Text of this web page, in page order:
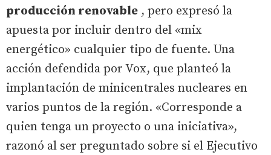
producción renovable , pero expresó la
apuesta por incluir dentro del «mix
energético» cualquier tipo de fuente. Una
acción defendida por Vox, que planteó la
implantación de minicentrales nucleares en
varios puntos de la región. «Corresponde a
quien tenga un proyecto o una iniciativa»,
razonó al ser preguntado sobre si el Ejecutivo